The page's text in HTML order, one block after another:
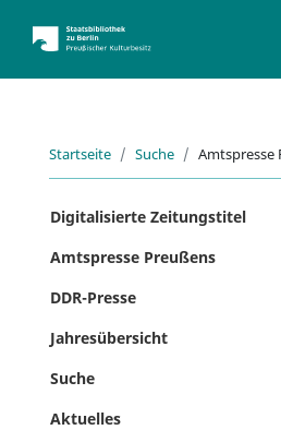
Startseite Suche Amtspresse
Digitalisierte Zeitungstitel
Amtspresse Preußens
DDR-Presse
Jahresübersicht
Suche
Aktuelles